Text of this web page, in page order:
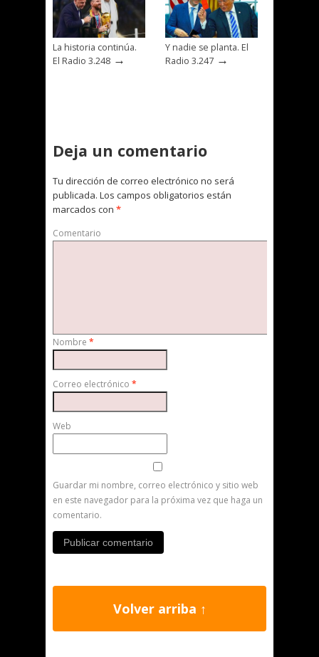
La historia continúa.
El Radio 3.248 →
Y nadie se planta. El
Radio 3.247 →
Deja un comentario
Tu dirección de correo electrónico no será
publicada. Los campos obligatorios están
marcados con *
Comentario
Nombre *
Correo electrónico *
Web
Guardar mi nombre, correo electrónico y sitio web
en este navegador para la próxima vez que haga un
comentario.
Volver arriba ↑